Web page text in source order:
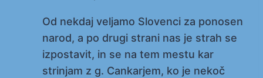
Od nekdaj veljamo Slovenci za ponosen
narod, a po drugi strani nas je strah se
izpostavit, in se na tem mestu kar
strinjam z g. Cankarjem, ko je nekoč